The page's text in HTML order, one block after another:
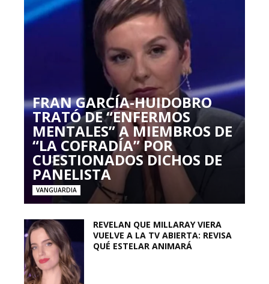
FRAN GARCÍA-HUIDOBRO
TRATÓ DE “ENFERMOS
MENTALES” A MIEMBROS DE
“LA COFRADÍA” POR
CUESTIONADOS DICHOS DE
PANELISTA
VANGUARDIA
REVELAN QUE MILLARAY VIERA
VUELVE A LA TV ABIERTA: REVISA
QUÉ ESTELAR ANIMARÁ